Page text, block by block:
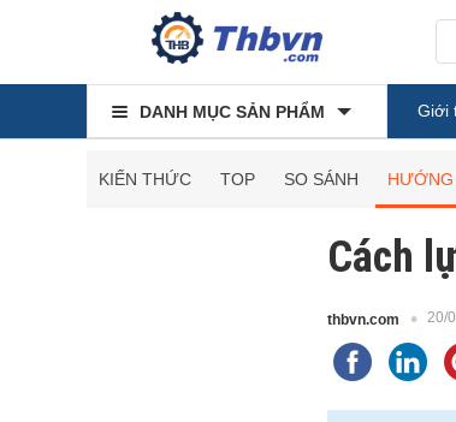
DANH MỤC SẢN PHẨM Giới
KIẾN THỨC TOP SO SÁNH
Cách
thbvn.com 20/